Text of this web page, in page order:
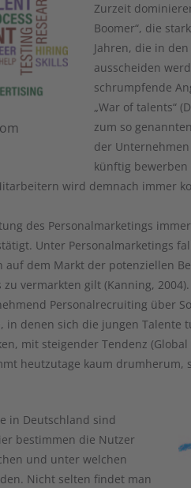
Zurzeit
Boomer“, die
Jahren, die in
ausscheiden
schrumpfende
„War of talents“
zum so
der
künftig bewerben
wird demnach immer
des Personalmarketings
Unter Personalmarketings
auf dem Markt der potenziellen
zu vermarkten gilt (Kanning,
Personalrecruiting über
in denen sich die jungen Talente
mit steigender Tendenz
heutzutage kaum drumherum,
in Deutschland sind
bestimmen die Nutzer
und unter welchen
Nicht selten findet man